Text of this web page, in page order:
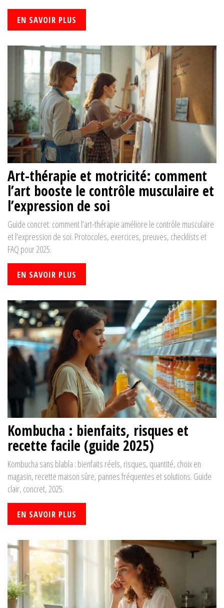
EN SAVOIR PLUS
Art-thérapie et motricité: comment
l’art booste le contrôle musculaire et
l’expression de soi
Guide concret: comment l’art-thérapie améliore le contrôle musculaire
et l’expression de soi. Protocoles, exercices, preuves, checklists et
FAQ pour 2025.
EN SAVOIR PLUS
Kombucha : bienfaits, risques et
recette facile (guide 2025)
Kombucha sans blabla : bienfaits réels, risques, quantité, choix en
magasin, recette maison sûre, pannes fréquentes et solutions. Guide
clair, concret, 2025.
EN SAVOIR PLUS